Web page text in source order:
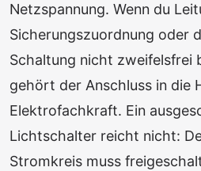
Netzspannung. Wenn du
Sicherungszuordnung oder
Schaltung nicht zweifelsfrei
gehört der Anschluss in die
Elektrofachkraft. Ein
Lichtschalter reicht nicht:
Stromkreis muss